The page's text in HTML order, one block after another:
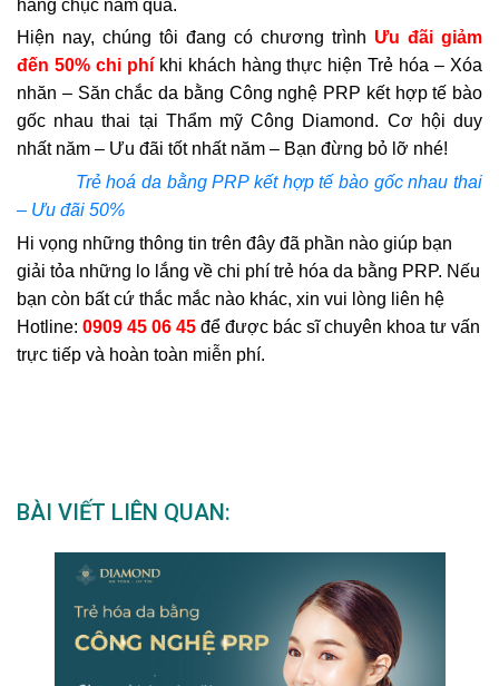
hàng chục năm qua.
Hiện nay, chúng tôi đang có chương trình Ưu đãi giảm
đến 50% chi phí khi khách hàng thực hiện Trẻ hóa – Xóa
nhăn – Săn chắc da bằng Công nghệ PRP kết hợp tế bào
gốc nhau thai tại Thẩm mỹ Công Diamond. Cơ hội duy
nhất năm – Ưu đãi tốt nhất năm – Bạn đừng bỏ lỡ nhé!
Trẻ hoá da bằng PRP kết hợp tế bào gốc nhau thai
– Ưu đãi 50%
Hi vọng những thông tin trên đây đã phần nào giúp bạn
giải tỏa những lo lắng về chi phí trẻ hóa da bằng PRP. Nếu
bạn còn bất cứ thắc mắc nào khác, xin vui lòng liên hệ
Hotline: 0909 45 06 45 để được bác sĩ chuyên khoa tư vấn
trực tiếp và hoàn toàn miễn phí.
BÀI VIẾT LIÊN QUAN: